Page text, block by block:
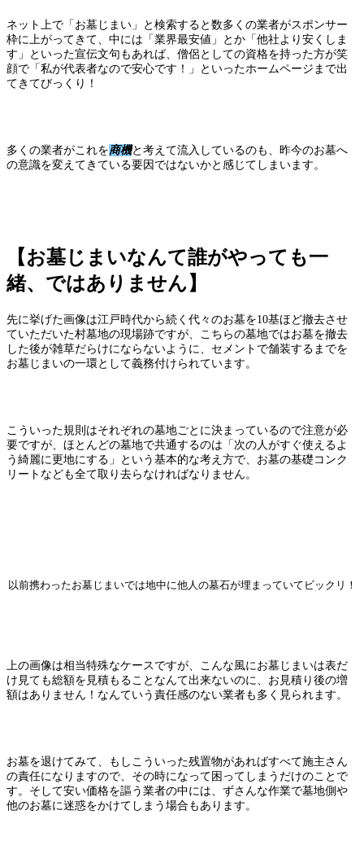
ネット上で「お墓じまい」と検索すると数多くの業者がスポンサー
枠に上がってきて、中には「業界最安値」とか「他社より安くしま
す」といった宣伝文句もあれば、僧侶としての資格を持った方が笑
顔で「私が代表者なので安心です！」といったホームページまで出
てきてびっくり！
多くの業者がこれを商機と考えて流入しているのも、昨今のお墓へ
の意識を変えてきている要因ではないかと感じてしまいます。
【お墓じまいなんて誰がやっても一
緒、ではありません】
先に挙げた画像は江戸時代から続く代々のお墓を10基ほど撤去させ
ていただいた村墓地の現場跡ですが、こちらの墓地ではお墓を撤去
した後が雑草だらけにならないように、セメントで舗装するまでを
お墓じまいの一環として義務付けられています。
こういった規則はそれぞれの墓地ごとに決まっているので注意が必
要ですが、ほとんどの墓地で共通するのは「次の人がすぐ使えるよ
う綺麗に更地にする」という基本的な考え方で、お墓の基礎コンク
リートなども全て取り去らなければなりません。
以前携わったお墓じまいでは地中に他人の墓石が埋まっていてビックリ！
上の画像は相当特殊なケースですが、こんな風にお墓じまいは表だ
け見ても総額を見積もることなんて出来ないのに、お見積り後の増
額はありません！なんていう責任感のない業者も多く見られます。
お墓を退けてみて、もしこういった残置物があればすべて施主さん
の責任になりますので、その時になって困ってしまうだけのことで
す。そして安い価格を謳う業者の中には、ずさんな作業で墓地側や
他のお墓に迷惑をかけてしまう場合もあります。